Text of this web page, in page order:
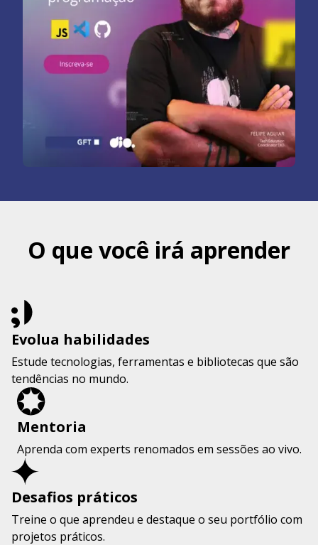
O que você irá aprender
Evolua habilidades
Estude tecnologias, ferramentas e bibliotecas que são
tendências no mundo.
Mentoria
Aprenda com experts renomados em sessões ao vivo.
Desafios práticos
Treine o que aprendeu e destaque o seu portfólio com
projetos práticos.